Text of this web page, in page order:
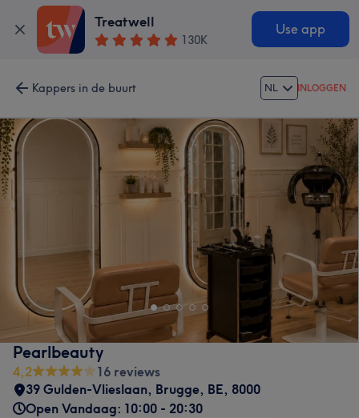
Treatwell
130K
Use app
Kappers in de buurt NL INLOGGEN
Pearlbeauty
4,2
16 reviews
39 Gulden-Vlieslaan, Brugge, BE, 8000
Open Vandaag: 10:00 - 20:30